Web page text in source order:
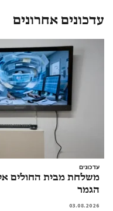
עדכונים אחרונים
עדכונים
משלחת מבית החולים
הגמר
03.08.2026